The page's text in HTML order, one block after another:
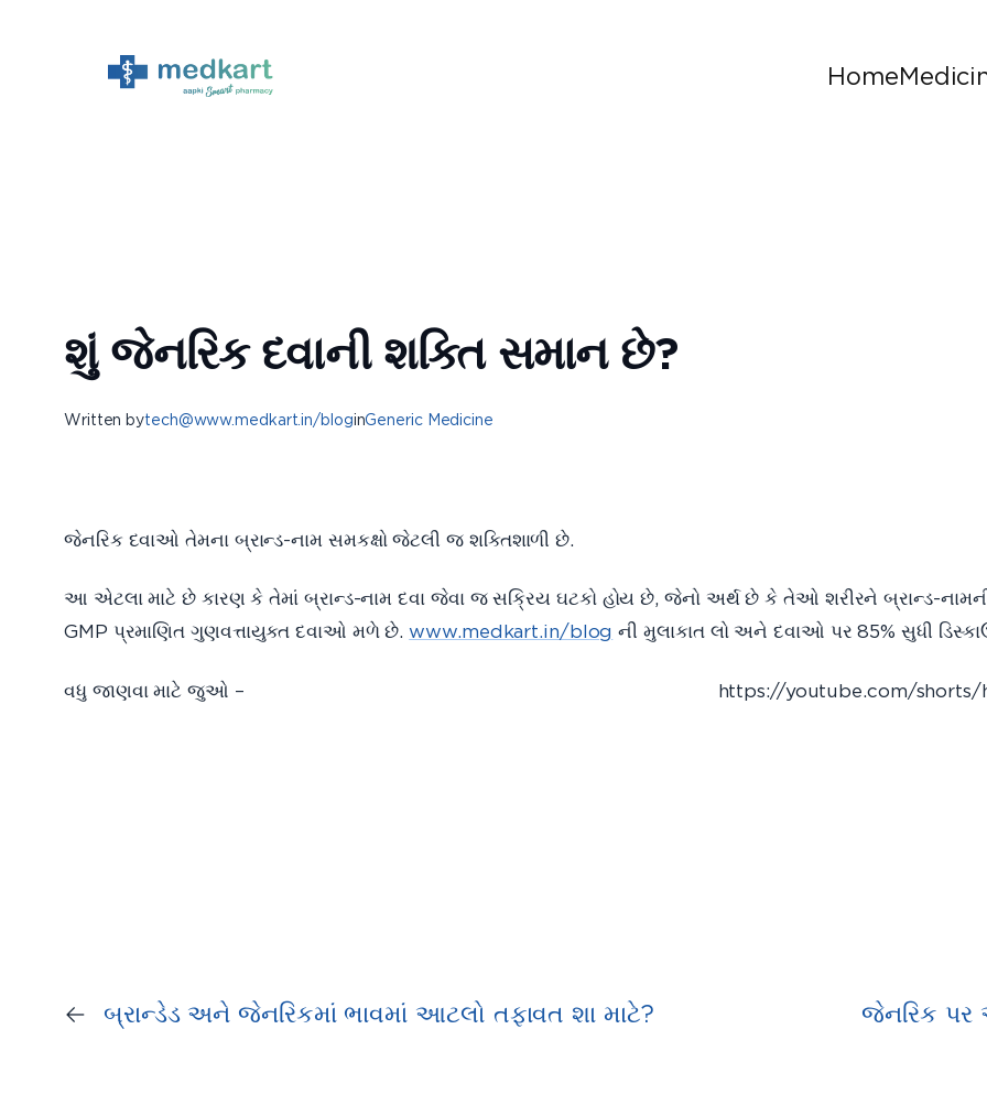
Home
શું જેનરિક દવાની શક્તિ સમાન છે?
Written bytech@www.medkart.in/bloginGeneric Medicine
જેનરિક દવાઓ તેમના બ્રાન્ડ-નામ સમકક્ષો જેટલી જ
આ એટલા માટે છે કારણ કે તેમાં બ્રાન્ડ-નામ દવા જેવા જ સક્રિય ઘટકો હોય છે, જેનો અર્થ છે કે તેઓ શરીરને બ્રાન્ડ-
GMP પ્રમાણિત ગુણવત્તાયુક્ત દવાઓ મળે છે.www.medkart.in/blog ની મુલાકાત લો અને દવાઓ પર 85% સુધી
વધુ જાણવા માટે જુઓ – https://youtube.com/shorts/
← બ્રાન્ડેડ અને જેનરિકમાં ભાવમાં આટલો તફાવત શા માટે? જેનરિક પર